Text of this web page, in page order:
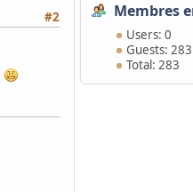
Membres
Users: 0
Guests: 283
Total: 283
#2